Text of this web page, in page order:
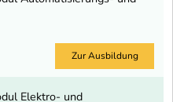
Zur Ausbildung
Elektro- und